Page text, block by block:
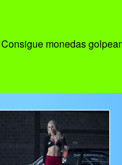
Consigue monedas